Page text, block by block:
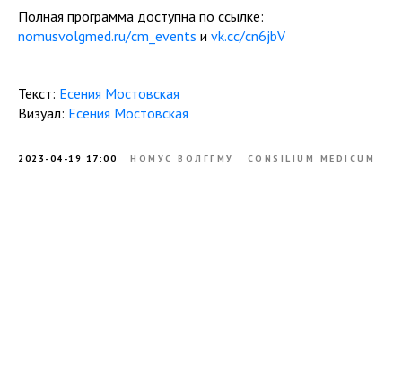
Полная программа доступна по ссылке:
nomusvolgmed.ru/cm_events и vk.cc/cn6jbV
Текст: Есения Мостовская
Визуал: Есения Мостовская
2023-04-19 17:00 НОМУС ВОЛГГМУ CONSILIUM MEDICUM